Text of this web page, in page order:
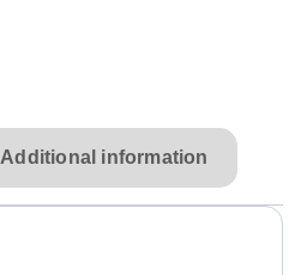
Additional information